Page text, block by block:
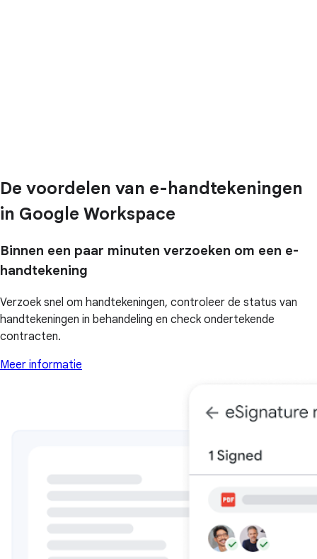
De voordelen van e-handtekeningen
in Google Workspace
Binnen een paar minuten verzoeken om een e-
handtekening
Verzoek snel om handtekeningen, controleer de status van
handtekeningen in behandeling en check ondertekende
contracten.
Meer informatie